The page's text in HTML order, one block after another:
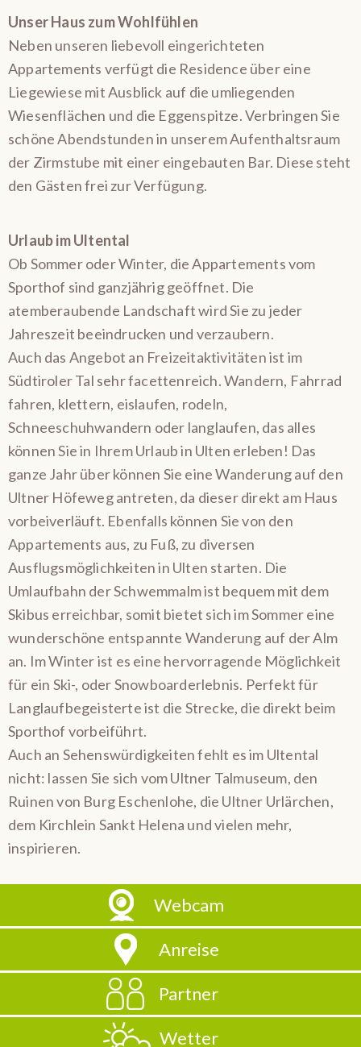
Unser Haus zum Wohlfühlen
Neben unseren liebevoll eingerichteten
Appartements verfügt die Residence über eine
Liegewiese mit Ausblick auf die umliegenden
Wiesenflächen und die Eggenspitze. Verbringen Sie
schöne Abendstunden in unserem Aufenthaltsraum
der Zirmstube mit einer eingebauten Bar. Diese steht
den Gästen frei zur Verfügung.
Urlaub im Ultental
Ob Sommer oder Winter, die Appartements vom
Sporthof sind ganzjährig geöffnet. Die
atemberaubende Landschaft wird Sie zu jeder
Jahreszeit beeindrucken und verzaubern.
Auch das Angebot an Freizeitaktivitäten ist im
Südtiroler Tal sehr facettenreich. Wandern, Fahrrad
fahren, klettern, eislaufen, rodeln,
Schneeschuhwandern oder langlaufen, das alles
können Sie in Ihrem Urlaub in Ulten erleben! Das
ganze Jahr über können Sie eine Wanderung auf den
Ultner Höfeweg antreten, da dieser direkt am Haus
vorbeiverläuft. Ebenfalls können Sie von den
Appartements aus, zu Fuß, zu diversen
Ausflugsmöglichkeiten in Ulten starten. Die
Umlaufbahn der Schwemmalm ist bequem mit dem
Skibus erreichbar, somit bietet sich im Sommer eine
wunderschöne entspannte Wanderung auf der Alm
an. Im Winter ist es eine hervorragende Möglichkeit
für ein Ski-, oder Snowboarderlebnis. Perfekt für
Langlaufbegeisterte ist die Strecke, die direkt beim
Sporthof vorbeiführt.
Auch an Sehenswürdigkeiten fehlt es im Ultental
nicht: lassen Sie sich vom Ultner Talmuseum, den
Ruinen von Burg Eschenlohe, die Ultner Urlärchen,
dem Kirchlein Sankt Helena und vielen mehr,
inspirieren.
Webcam
Anreise
Partner
Wetter